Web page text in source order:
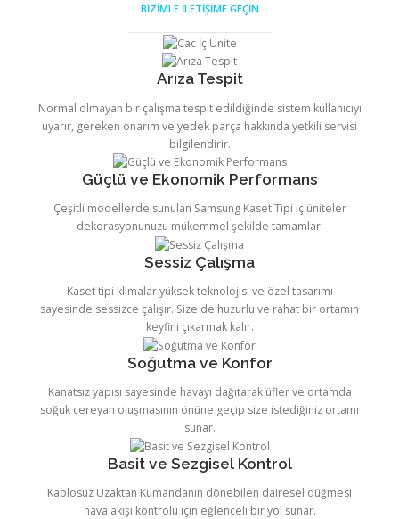
BİZİMLE İLETİŞİME GEÇİN
Arıza Tespit
Normal olmayan bir çalışma tespit edildiğinde sistem kullanıcıyı
uyarır, gereken onarım ve yedek parça hakkında yetkili servisi
bilgilendirir.
Güçlü ve Ekonomik Performans
Çeşitli modellerde sunulan Samsung Kaset Tipi iç üniteler
dekorasyonunuzu mükemmel şekilde tamamlar.
Sessiz Çalışma
Kaset tipi klimalar yüksek teknolojisi ve özel tasarımı
sayesinde sessizce çalışır. Size de huzurlu ve rahat bir ortamın
keyfini çıkarmak kalır.
Soğutma ve Konfor
Kanatsız yapısı sayesinde havayı dağıtarak üfler ve ortamda
soğuk cereyan oluşmasının önüne geçip size istediğiniz ortamı
sunar.
Basit ve Sezgisel Kontrol
Kablosuz Uzaktan Kumandanın dönebilen dairesel düğmesi
hava akışı kontrolü için eğlenceli bir yol sunar.